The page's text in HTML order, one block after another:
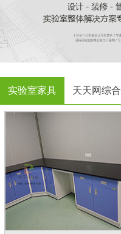
实验室家具 天天网综合